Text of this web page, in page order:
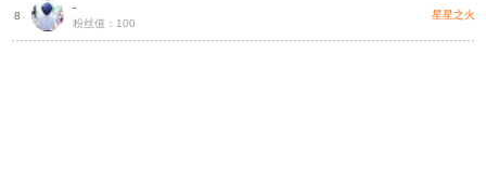
8
-
粉丝值：100
星星之火